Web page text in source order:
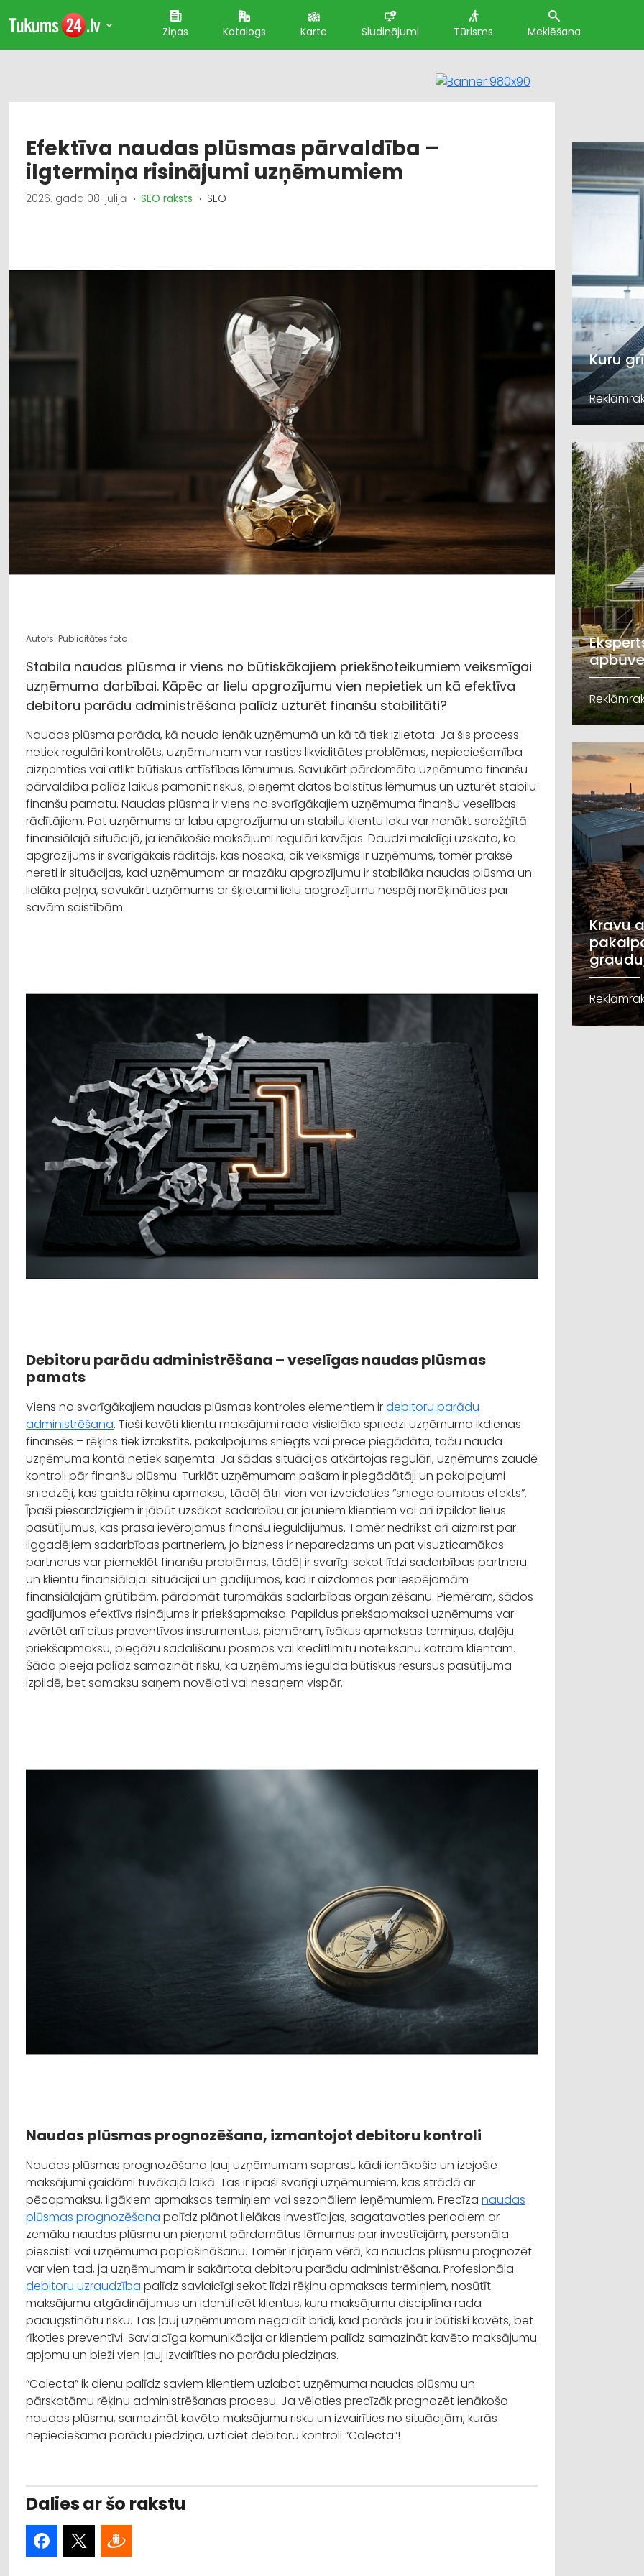
Ziņas Katalogs Karte Sludinājumi Tūrisms Meklēšana
Efektīva naudas plūsmas pārvaldība –
ilgtermiņa risinājumi uzņēmumiem
2026. gada 08. jūlijā SEO raksts SEO
Autors: Publicitātes foto
Stabila naudas plūsma ir viens no būtiskākajiem priekšnoteikumiem veiksmīgai
uzņēmuma darbībai. Kāpēc ar lielu apgrozījumu vien nepietiek un kā efektīva
debitoru parādu administrēšana palīdz uzturēt finanšu stabilitāti?
Naudas plūsma parāda, kā nauda ienāk uzņēmumā un kā tā tiek izlietota. Ja šis process
netiek regulāri kontrolēts, uzņēmumam var rasties likviditātes problēmas, nepieciešamība
aizņemties vai atlikt būtiskus attīstības lēmumus. Savukārt pārdomāta uzņēmuma finanšu
pārvaldība palīdz laikus pamanīt riskus, pieņemt datos balstītus lēmumus un uzturēt stabilu
finanšu pamatu. Naudas plūsma ir viens no svarīgākajiem uzņēmuma finanšu veselības
rādītājiem. Pat uzņēmums ar labu apgrozījumu un stabilu klientu loku var nonākt sarežģītā
finansiālajā situācijā, ja ienākošie maksājumi regulāri kavējas. Daudzi maldīgi uzskata, ka
apgrozījums ir svarīgākais rādītājs, kas nosaka, cik veiksmīgs ir uzņēmums, tomēr praksē
nereti ir situācijas, kad uzņēmumam ar mazāku apgrozījumu ir stabilāka naudas plūsma un
lielāka peļņa, savukārt uzņēmums ar šķietami lielu apgrozījumu nespēj norēķināties par
savām saistībām.
Debitoru parādu administrēšana – veselīgas naudas plūsmas
pamats
Viens no svarīgākajiem naudas plūsmas kontroles elementiem irdebitoru parādu
administrēšana. Tieši kavēti klientu maksājumi rada vislielāko spriedzi uzņēmuma ikdienas
finansēs – rēķins tiek izrakstīts, pakalpojums sniegts vai prece piegādāta, taču nauda
uzņēmuma kontā netiek saņemta. Ja šādas situācijas atkārtojas regulāri, uzņēmums zaudē
kontroli pār finanšu plūsmu. Turklāt uzņēmumam pašam ir piegādātāji un pakalpojumi
sniedzēji, kas gaida rēķinu apmaksu, tādēļ ātri vien var izveidoties “sniega bumbas efekts”.
Īpaši piesardzīgiem ir jābūt uzsākot sadarbību ar jauniem klientiem vai arī izpildot lielus
pasūtījumus, kas prasa ievērojamus finanšu ieguldījumus. Tomēr nedrīkst arī aizmirst par
ilggadējiem sadarbības partneriem, jo bizness ir neparedzams un pat visuzticamākos
partnerus var piemeklēt finanšu problēmas, tādēļ ir svarīgi sekot līdzi sadarbības partneru
un klientu finansiālajai situācijai un gadījumos, kad ir aizdomas par iespējamām
finansiālajām grūtībām, pārdomāt turpmākās sadarbības organizēšanu. Piemēram, šādos
gadījumos efektīvs risinājums ir priekšapmaksa. Papildus priekšapmaksai uzņēmums var
izvērtēt arī citus preventīvos instrumentus, piemēram, īsākus apmaksas termiņus, daļēju
priekšapmaksu, piegāžu sadalīšanu posmos vai kredītlimitu noteikšanu katram klientam.
Šāda pieeja palīdz samazināt risku, ka uzņēmums iegulda būtiskus resursus pasūtījuma
izpildē, bet samaksu saņem novēloti vai nesaņem vispār.
Naudas plūsmas prognozēšana, izmantojot debitoru kontroli
Naudas plūsmas prognozēšana ļauj uzņēmumam saprast, kādi ienākošie un izejošie
maksājumi gaidāmi tuvākajā laikā. Tas ir īpaši svarīgi uzņēmumiem, kas strādā ar
pēcapmaksu, ilgākiem apmaksas termiņiem vai sezonāliem ieņēmumiem. Precīza naudas
plūsmas prognozēšana palīdz plānot lielākas investīcijas, sagatavoties periodiem ar
zemāku naudas plūsmu un pieņemt pārdomātus lēmumus par investīcijām, personāla
piesaisti vai uzņēmuma paplašināšanu. Tomēr ir jāņem vērā, ka naudas plūsmu prognozēt
var vien tad, ja uzņēmumam ir sakārtota debitoru parādu administrēšana. Profesionāla
debitoru uzraudzība palīdz savlaicīgi sekot līdzi rēķinu apmaksas termiņiem, nosūtīt
maksājumu atgādinājumus un identificēt klientus, kuru maksājumu disciplīna rada
paaugstinātu risku. Tas ļauj uzņēmumam negaidīt brīdi, kad parāds jau ir būtiski kavēts, bet
rīkoties preventīvi. Savlaicīga komunikācija ar klientiem palīdz samazināt kavēto maksājumu
apjomu un bieži vien ļauj izvairīties no parādu piedziņas.
“Colecta” ik dienu palīdz saviem klientiem uzlabot uzņēmuma naudas plūsmu un
pārskatāmu rēķinu administrēšanas procesu. Ja vēlaties precīzāk prognozēt ienākošo
naudas plūsmu, samazināt kavēto maksājumu risku un izvairīties no situācijām, kurās
nepieciešama parādu piedziņa, uzticiet debitoru kontroli “Colecta”!
Dalies ar šo rakstu
Kuru
Kravu